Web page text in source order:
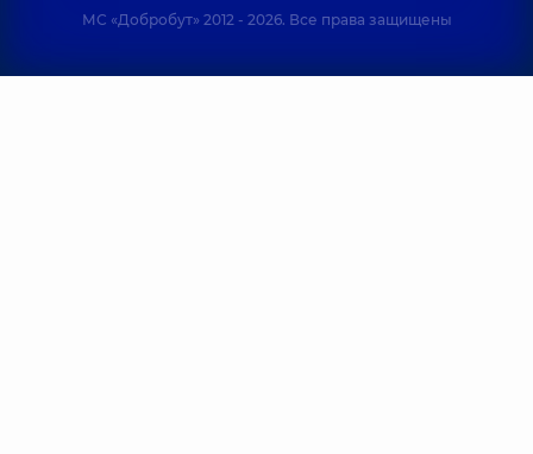
МС «Добробут» 2012 - 2026. Все права защищены